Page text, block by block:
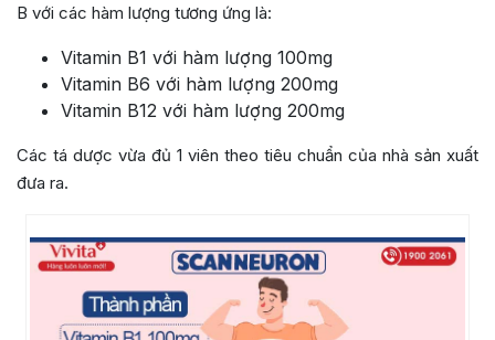
B với các hàm lượng tương ứng là:
Vitamin B1 với hàm lượng 100mg
Vitamin B6 với hàm lượng 200mg
Vitamin B12 với hàm lượng 200mg
Các tá dược vừa đủ 1 viên theo tiêu chuẩn của nhà sản xuất
đưa ra.